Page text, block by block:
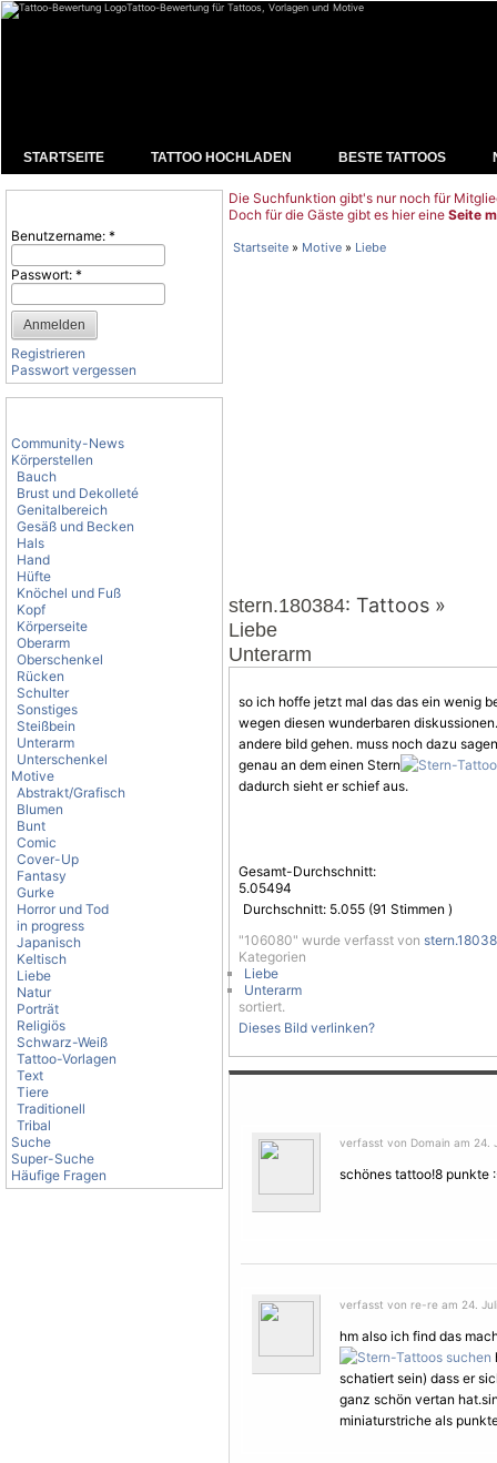
Tattoo-Bewertung für Tattoos, Vorlagen und Motive
STARTSEITE TATTOO HOCHLADEN BESTE TATTOOS
Benutzername: *
Passwort: *
Registrieren
Passwort vergessen
Community-News
Körperstellen
Bauch
Brust und Dekolleté
Genitalbereich
Gesäß und Becken
Hals
Hand
Hüfte
Knöchel und Fuß
Kopf
Körperseite
Oberarm
Oberschenkel
Rücken
Schulter
Sonstiges
Steißbein
Unterarm
Unterschenkel
Motive
Abstrakt/Grafisch
Blumen
Bunt
Comic
Cover-Up
Fantasy
Gurke
Horror und Tod
in progress
Japanisch
Keltisch
Liebe
Natur
Porträt
Religiös
Schwarz-Weiß
Tattoo-Vorlagen
Text
Tiere
Traditionell
Tribal
Suche
Super-Suche
Häufige Fragen
Die Suchfunktion gibt's nur noch für
Doch für die Gäste gibt es hier eine Seite
Startseite » Motive » Liebe
stern.180384: Tattoos »
Liebe
Unterarm
so ich hoffe jetzt mal das das ein wenig
wegen diesen wunderbaren
andere bild gehen. muss noch dazu
genau an dem einen Stern
dadurch sieht er schief aus.
Gesamt-Durchschnitt:
5.05494
Durchschnitt: 5.055 (91 Stimmen )
"106080" wurde verfasst von
Kategorien
Liebe
Unterarm
sortiert.
Dieses Bild verlinken?
verfasst von Domain am 24.
schönes tattoo!8 punkte
verfasst von re-re am 24.
hm also ich find das
schatiert sein) dass er
ganz schön vertan
miniaturstriche als